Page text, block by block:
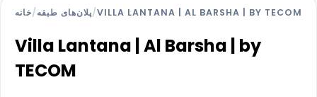
خانه/پلان‌های طبقه/VILLA LANTANA | AL BARSHA | BY TECOM
Villa Lantana | Al Barsha | by
TECOM